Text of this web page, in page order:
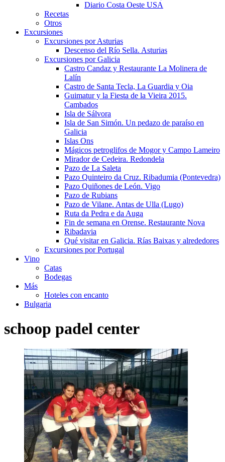
Diario Costa Oeste USA
Recetas
Otros
Excursiones
Excursiones por Asturias
Descenso del Río Sella. Asturias
Excursiones por Galicia
Castro Candaz y Restaurante La Molinera de
Lalín
Castro de Santa Tecla, La Guardia y Oia
Guimatur y la Fiesta de la Vieira 2015.
Cambados
Isla de Sálvora
Isla de San Simón. Un pedazo de paraíso en
Galicia
Islas Ons
Mágicos petroglifos de Mogor y Campo Lameiro
Mirador de Cedeira. Redondela
Pazo de La Saleta
Pazo Quinteiro da Cruz. Ribadumia (Pontevedra)
Pazo Quiñones de León. Vigo
Pazo de Rubians
Pazo de Vilane. Antas de Ulla (Lugo)
Ruta da Pedra e da Auga
Fin de semana en Orense. Restaurante Nova
Ribadavia
Qué visitar en Galicia. Rías Baixas y alrededores
Excursiones por Portugal
Vino
Catas
Bodegas
Más
Hoteles con encanto
Bulgaria
schoop padel center